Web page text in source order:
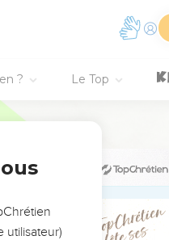
? Le Top
ζητῶν τινα
ὀλίγον
utilisateur)